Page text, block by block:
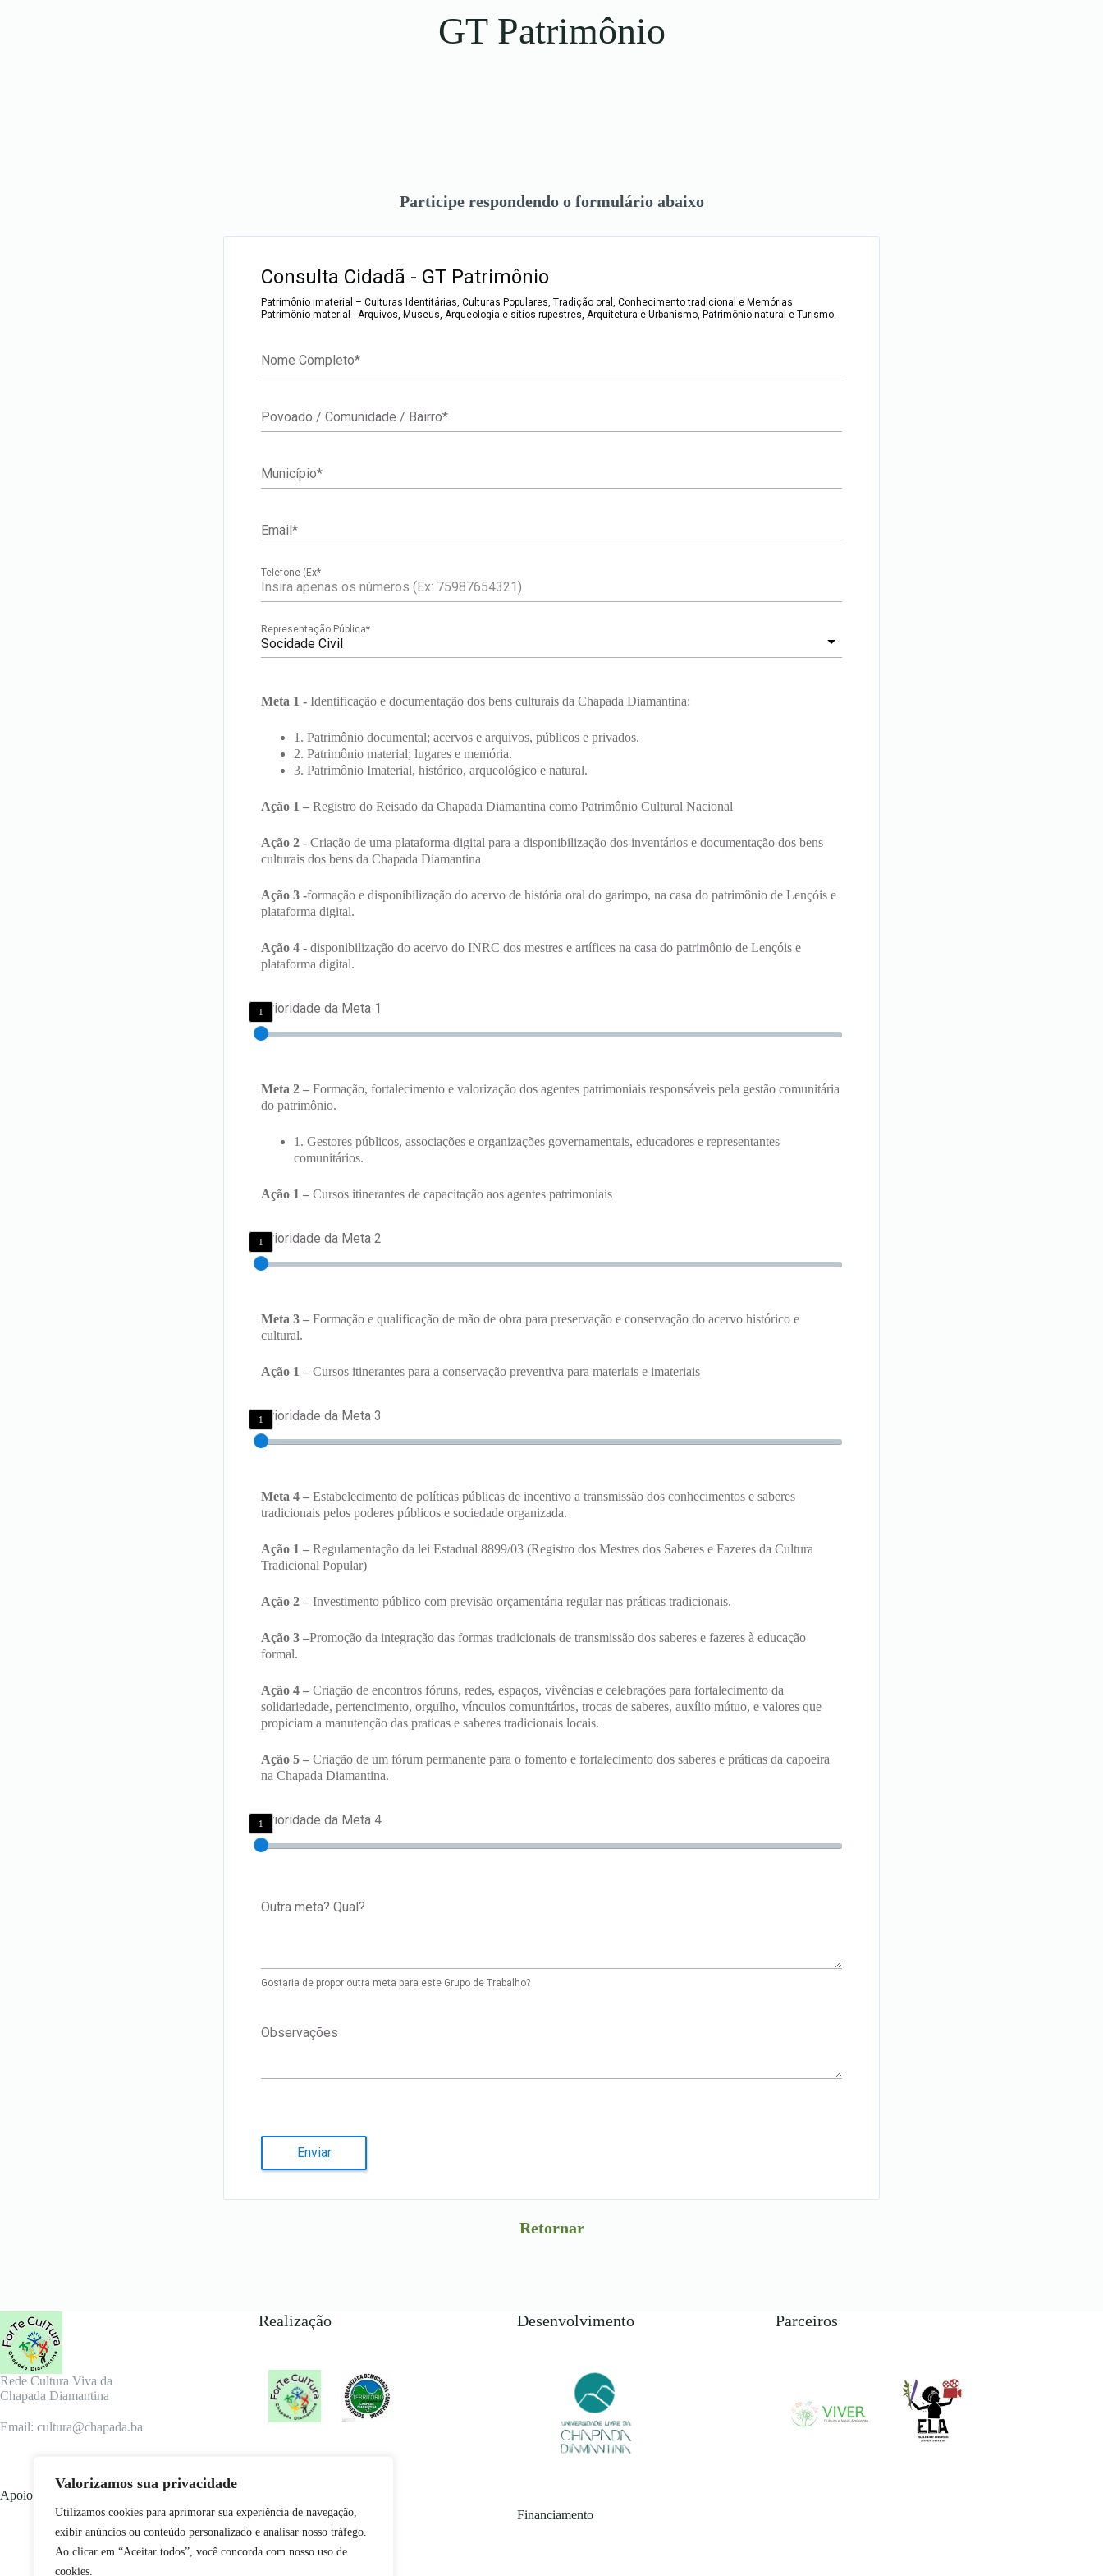
Valorizamos sua privacidade
Utilizamos cookies para aprimorar sua experiência de navegação,
exibir anúncios ou conteúdo personalizado e analisar nosso tráfego.
Ao clicar em “Aceitar todos”, você concorda com nosso uso de
cookies.
GT Patrimônio
Participe respondendo o formulário abaixo
Consulta Cidadã - GT Patrimônio
Patrimônio imaterial – Culturas Identitárias, Culturas Populares, Tradição oral, Conhecimento tradicional e Memórias.
Patrimônio material - Arquivos, Museus, Arqueologia e sítios rupestres, Arquitetura e Urbanismo, Patrimônio natural e Turismo.
Nome Completo*
Povoado / Comunidade / Bairro*
Município*
Email*
Telefone (Ex*
Socidade Civil
Representação Pública*
Meta 1 - Identificação e documentação dos bens culturais da Chapada Diamantina:
1. Patrimônio documental; acervos e arquivos, públicos e privados.
2. Patrimônio material; lugares e memória.
3. Patrimônio Imaterial, histórico, arqueológico e natural.
Ação 1 – Registro do Reisado da Chapada Diamantina como Patrimônio Cultural Nacional
Ação 2 - Criação de uma plataforma digital para a disponibilização dos inventários e documentação dos bens
culturais dos bens da Chapada Diamantina
Ação 3 -formação e disponibilização do acervo de história oral do garimpo, na casa do patrimônio de Lençóis e
plataforma digital.
Ação 4 - disponibilização do acervo do INRC dos mestres e artífices na casa do patrimônio de Lençóis e
plataforma digital.
Prioridade da Meta 1
1
Meta 2 – Formação, fortalecimento e valorização dos agentes patrimoniais responsáveis pela gestão comunitária
do patrimônio.
1. Gestores públicos, associações e organizações governamentais, educadores e representantes
comunitários.
Ação 1 – Cursos itinerantes de capacitação aos agentes patrimoniais
Prioridade da Meta 2
1
Meta 3 – Formação e qualificação de mão de obra para preservação e conservação do acervo histórico e
cultural.
Ação 1 – Cursos itinerantes para a conservação preventiva para materiais e imateriais
Prioridade da Meta 3
1
Meta 4 – Estabelecimento de políticas públicas de incentivo a transmissão dos conhecimentos e saberes
tradicionais pelos poderes públicos e sociedade organizada.
Ação 1 – Regulamentação da lei Estadual 8899/03 (Registro dos Mestres dos Saberes e Fazeres da Cultura
Tradicional Popular)
Ação 2 – Investimento público com previsão orçamentária regular nas práticas tradicionais.
Ação 3 –Promoção da integração das formas tradicionais de transmissão dos saberes e fazeres à educação
formal.
Ação 4 – Criação de encontros fóruns, redes, espaços, vivências e celebrações para fortalecimento da
solidariedade, pertencimento, orgulho, vínculos comunitários, trocas de saberes, auxílio mútuo, e valores que
propiciam a manutenção das praticas e saberes tradicionais locais.
Ação 5 – Criação de um fórum permanente para o fomento e fortalecimento dos saberes e práticas da capoeira
na Chapada Diamantina.
Prioridade da Meta 4
1
Outra meta? Qual?
Gostaria de propor outra meta para este Grupo de Trabalho?
Observações
Enviar
Retornar
Rede Cultura Viva da
Chapada Diamantina
Email: cultura@chapada.ba
Realização Desenvolvimento Parceiros
Apoio
Financiamento